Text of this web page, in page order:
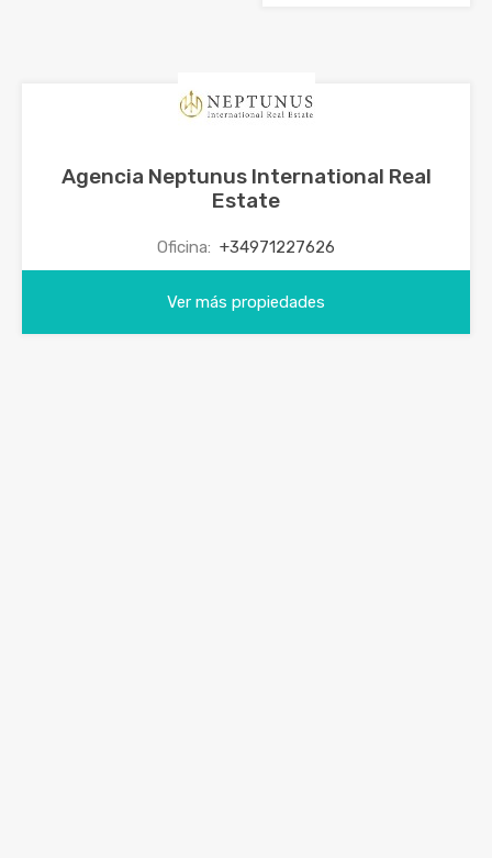
Agencia Neptunus International Real
Estate
Oficina: +34971227626
Ver más propiedades